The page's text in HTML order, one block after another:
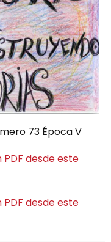
73 Época V
desde este
desde este